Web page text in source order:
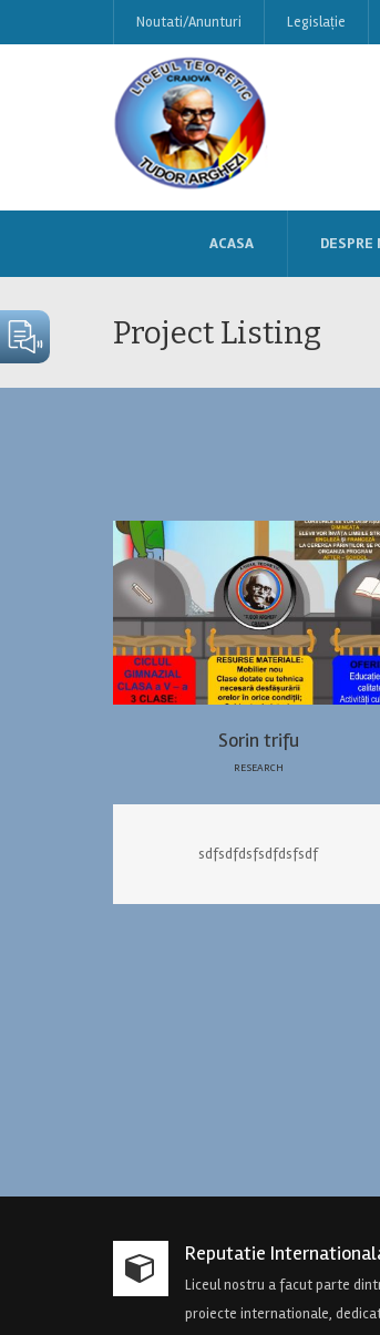
Noutati/Anunturi Legislație
ACASA DESPRE
Project Listing
Sorin trifu
RESEARCH
sdfsdfdsfsdfdsfsdf
Reputatie
Liceul nostru a facut parte
proiecte internationale,